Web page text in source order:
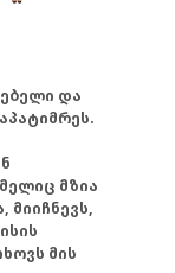
და
მზია
მიიჩნევს,
მის